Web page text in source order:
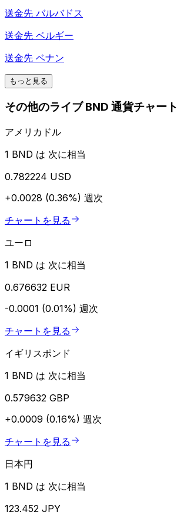
送金先 バルバドス
送金先 ベルギー
送金先 ベナン
もっと見る
その他のライブ BND 通貨チャート
アメリカドル
1 BND は 次に相当
0.782224 USD
+0.0028 (0.36%) 週次
チャートを見る
ユーロ
1 BND は 次に相当
0.676632 EUR
-0.0001 (0.01%) 週次
チャートを見る
イギリスポンド
1 BND は 次に相当
0.579632 GBP
+0.0009 (0.16%) 週次
チャートを見る
日本円
1 BND は 次に相当
123.452 JPY